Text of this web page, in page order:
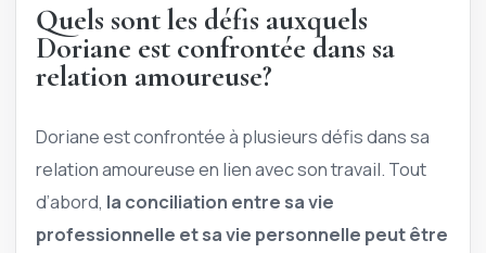
Quels sont les défis auxquels
Doriane est confrontée dans sa
relation amoureuse?
Doriane est confrontée à plusieurs défis dans sa
relation amoureuse en lien avec son travail. Tout
d’abord, la conciliation entre sa vie
professionnelle et sa vie personnelle peut être